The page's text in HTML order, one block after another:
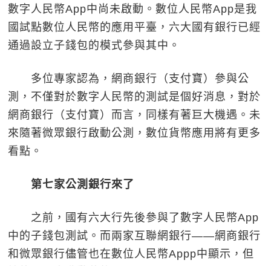
數字人民幣App中尚未啟動。數位人民幣App是我
國試點數位人民幣的應用平臺，六大國有銀行已經
通過設立子錢包的模式參與其中。
多位專家認為，網商銀行（支付寶）參與公
測，不僅對於數字人民幣的測試是個好消息，對於
網商銀行（支付寶）而言，同樣有著巨大機遇。未
來隨著微眾銀行啟動公測，數位貨幣應用將有更多
看點。
第七家公測銀行來了
之前，國有六大行先後參與了數字人民幣App
中的子錢包測試。而兩家互聯網銀行——網商銀行
和微眾銀行儘管也在數位人民幣Appp中顯示，但